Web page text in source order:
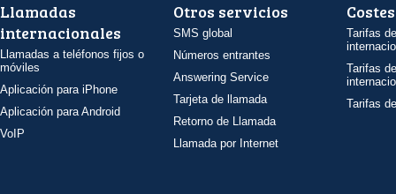
Llamadas
internacionales
Llamadas a teléfonos fijos o
móviles
Aplicación para iPhone
Aplicación para Android
VoIP
Otros servicios
SMS global
Números entrantes
Answering Service
Tarjeta de llamada
Retorno de Llamada
Llamada por Internet
Costes
Tarifas
Tarifas
Tarifas